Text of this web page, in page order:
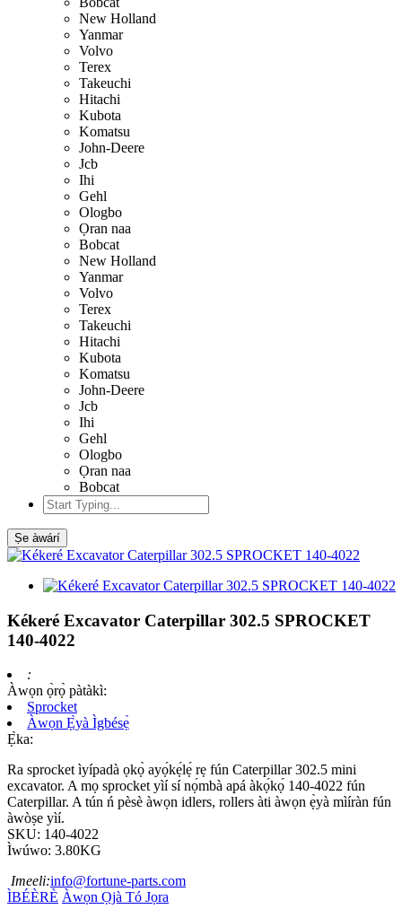
New Holland
Yanmar
Volvo
Terex
Takeuchi
Hitachi
Kubota
Komatsu
John-Deere
Jcb
Ihi
Gehl
Ologbo
Ọran naa
Bobcat
New Holland
Yanmar
Volvo
Terex
Takeuchi
Hitachi
Kubota
Komatsu
John-Deere
Jcb
Ihi
Gehl
Ologbo
Ọran naa
Bobcat
Ṣe àwárí
Kékeré Excavator Caterpillar 302.5 SPROCKET
140-4022
:
Àwọn ọ̀rọ̀ pàtàkì:
Sprocket
Àwọn Ẹ̀yà Ìgbésẹ̀
Ẹ̀ka:
Ra sprocket ìyípadà ọkọ̀ ayọ́kẹ́lẹ́ rẹ fún Caterpillar 302.5 mini
excavator. A mọ sprocket yìí sí nọ́mbà apá àkọ́kọ́ 140-4022 fún
Caterpillar. A tún ń pèsè àwọn idlers, rollers àti àwọn ẹ̀yà mìíràn fún
àwòṣe yìí.
SKU: 140-4022
Ìwúwo: 3.80KG
Imeeli:info@fortune-parts.com
ÌBÉÈRÈ Àwọn Ọjà Tó Jọra